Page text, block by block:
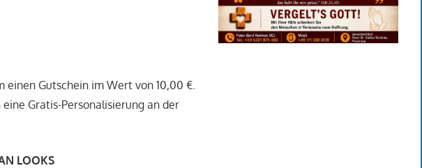
Gutschein im Wert von 10,00 €.
Gratis-Personalisierung an der
LOOKS